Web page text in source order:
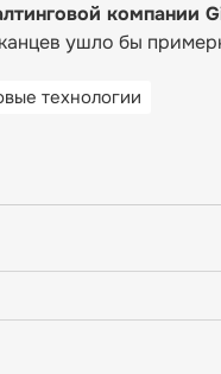
компании
ушло бы
технологии